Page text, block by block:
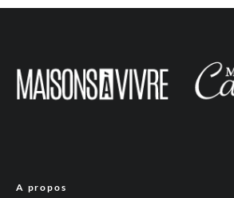
A propos